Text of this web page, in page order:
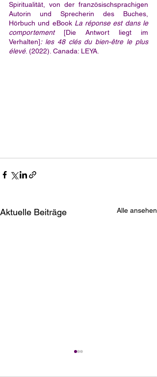
Spiritualität, von der französischsprachigen
Autorin und Sprecherin des Buches,
Hörbuch und eBook La réponse est dans le
comportement [Die Antwort liegt im
Verhalten]: les 48 clés du bien-être le plus
élevé. (2022). Canada: LEYA.
Aktuelle Beiträge Alle ansehen